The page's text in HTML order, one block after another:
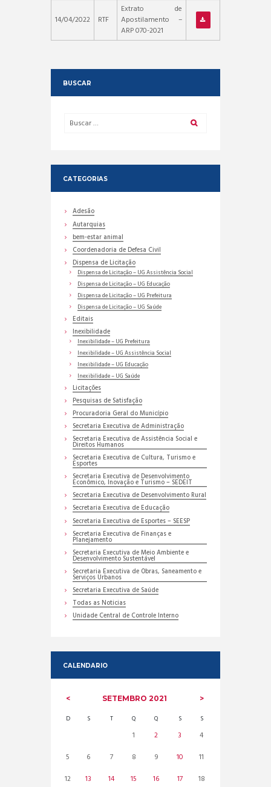
14/04/2022 RTF
Extrato de
Apostilamento –
ARP 070-2021
BUSCAR
CATEGORIAS
Adesão
Autarquias
bem-estar animal
Coordenadoria de Defesa Civil
Dispensa de Licitação
Dispensa de Licitação – UG Assistência Social
Dispensa de Licitação – UG Educação
Dispensa de Licitação – UG Prefeitura
Dispensa de Licitação – UG Saúde
Editais
Inexibilidade
Inexibilidade – UG Prefeitura
Inexibilidade – UG Assistência Social
Inexibilidade – UG Educação
Inexibilidade – UG Saúde
Licitações
Pesquisas de Satisfação
Procuradoria Geral do Município
Secretaria Executiva de Administração
Secretaria Executiva de Assistência Social e
Direitos Humanos
Secretaria Executiva de Cultura, Turismo e
Esportes
Secretaria Executiva de Desenvolvimento
Econômico, Inovação e Turismo – SEDEIT
Secretaria Executiva de Desenvolvimento Rural
Secretaria Executiva de Educação
Secretaria Executiva de Esportes – SEESP
Secretaria Executiva de Finanças e
Planejamento
Secretaria Executiva de Meio Ambiente e
Desenvolvimento Sustentável
Secretaria Executiva de Obras, Saneamento e
Serviços Urbanos
Secretaria Executiva de Saúde
Todas as Noticias
Unidade Central de Controle Interno
CALENDARIO
SETEMBRO 2021
D S T Q Q S S
1 2 3
4
5
6 7 8 9 10
11
12
13 14 15 16 17 18